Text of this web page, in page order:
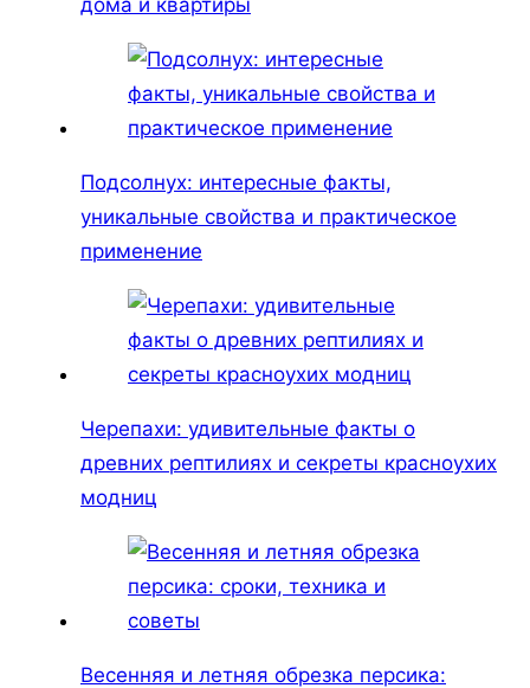
Подсолнух: интересные факты,
уникальные свойства и практическое
применение
Черепахи: удивительные факты о
древних рептилиях и секреты красноухих
модниц
Весенняя и летняя обрезка персика: